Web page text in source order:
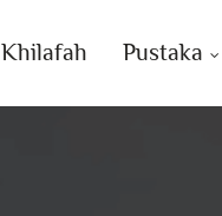
Khilafah Pustaka